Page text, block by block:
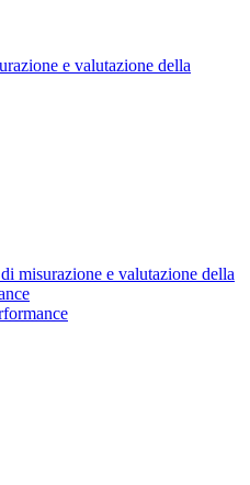
e valutazione della
misurazione e valutazione della